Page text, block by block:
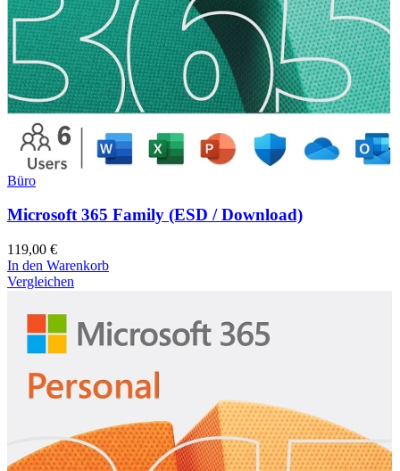
Büro
Microsoft 365 Family (ESD / Download)
119,00 €
In den Warenkorb
Vergleichen